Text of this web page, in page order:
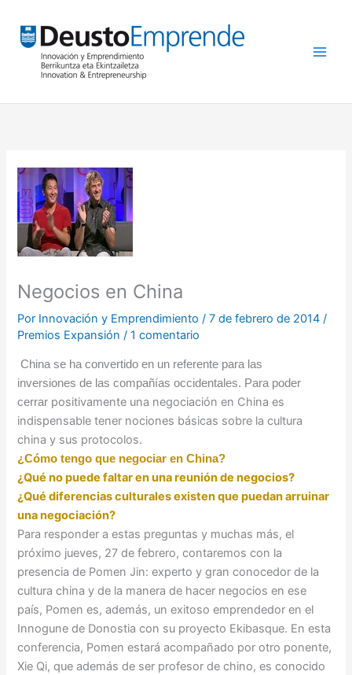
contenido
Negocios en China
Por Innovación y Emprendimiento /7 de febrero de 2014 /
Premios Expansión /1 comentario
China se ha convertido en un referente para las
inversionesde las compañías occidentales. Para poder
cerrar positivamente una negociación en China es
indispensable tener nociones básicas sobre la cultura
china y sus protocolos.
¿Cómo tengo que negociar en China?
¿Qué no puede faltar en una reunión de negocios?
¿Qué diferencias culturales existen que puedan arruinar
una negociación?
Para responder a estas preguntas y muchas más, el
próximo jueves, 27 de febrero, contaremos con la
presencia de Pomen Jin: experto y gran conocedor de la
cultura china y de la manera de hacer negocios en ese
país, Pomen es, además, un exitoso emprendedor en el
Innogune de Donostia con su proyecto Ekibasque. En esta
conferencia, Pomen estará acompañado por otro ponente,
Xie Qi, que además de ser profesor de chino, es conocido